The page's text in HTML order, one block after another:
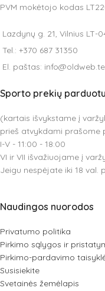
PVM mokėtojo kodas
Lazdynų g. 21, Vilnius LT-
Tel.: +370 687 31350
El. paštas:
Sporto prekių
(kartais išvykstame į
prieš atvykdami prašome
I-V - 11:00 - 18:00
VI ir VII išvažiuojame į
Jeigu nespėjate iki 18 val.
Naudingos nuorodos
Privatumo politika
Pirkimo sąlygos ir
Pirkimo-pardavimo
Susisiekite
Svetainės žemėlapis